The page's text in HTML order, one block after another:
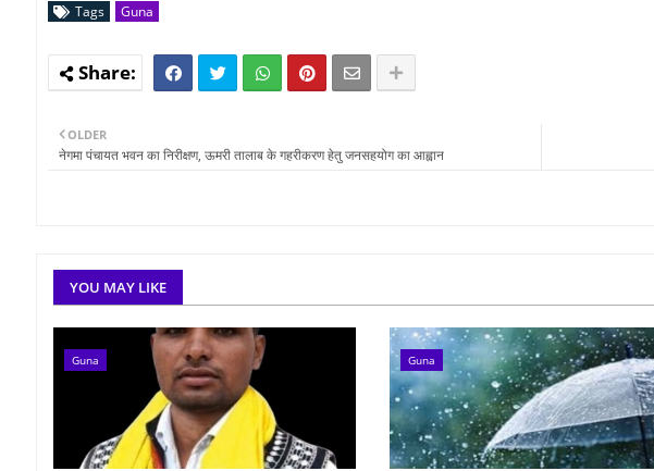
Tags Guna
OLDER
नेगमा पंचायत भवन का निरीक्षण, ऊमरी तालाब के गहरीकरण हेतु जनसहयोग का आह्वान
YOU MAY LIKE
Guna Guna